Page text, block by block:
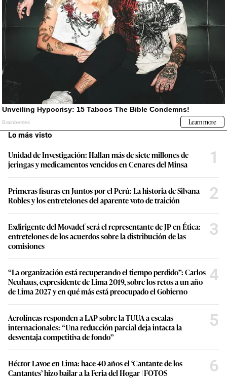
Lo más visto
Unidad de Investigación: Hallan más de siete millones de
jeringas y medicamentos vencidos en Cenares del Minsa
1
Primeras fisuras en Juntos por el Perú: La historia de Silvana
Robles y los entretelones del aparente voto de traición
2
Exdirigente del Movadef será el representante de JP en Ética:
entretelones de los acuerdos sobre la distribución de las
comisiones
3
“La organización está recuperando el tiempo perdido”: Carlos
Neuhaus, expresidente de Lima 2019, sobre los retos a un año
de Lima 2027 y en qué más está preocupado el Gobierno
4
Aerolíneas responden a LAP sobre la TUUA a escalas
internacionales: “Una reducción parcial deja intacta la
desventaja competitiva de fondo”
5
Héctor Lavoe en Lima: hace 40 años el ‘Cantante de los
Cantantes’ hizo bailar a la Feria del Hogar | FOTOS
6